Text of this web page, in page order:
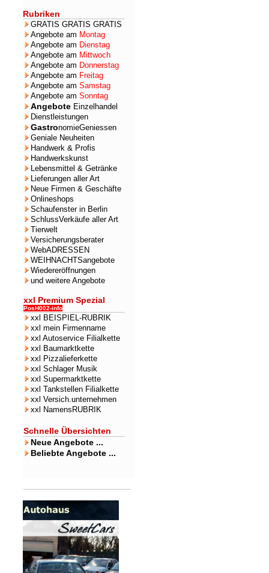
Rubriken
GRATIS GRATIS GRATIS
Angebote am Montag
Angebote am Dienstag
Angebote am Mittwoch
Angebote am Donnerstag
Angebote am Freitag
Angebote am Samstag
Angebote am Sonntag
Angebote Einzelhandel
Dienstleistungen
GastronomieGeniessen
Geniale Neuheiten
Handwerk & Profis
Handwerkskunst
Lebensmittel & Getränke
Lieferungen aller Art
Neue Firmen & Geschäfte
Onlineshops
Schaufenster in Berlin
SchlussVerkäufe aller Art
Tierwelt
Versicherungsberater
WebADRESSEN
WEIHNACHTSangebote
Wiedereröffnungen
und weitere Angebote
xxl Premium Spezial
PosH002-info
xxl BEISPIEL-RUBRIK
xxl mein Firmenname
xxl Autoservice Filialkette
xxl Baumarktkette
xxl Pizzalieferkette
xxl Schlager Musik
xxl Supermarktkette
xxl Tankstellen Filialkette
xxl Versich.unternehmen
xxl NamensRUBRIK
Schnelle Übersichten
Neue Angebote ...
Beliebte Angebote ...